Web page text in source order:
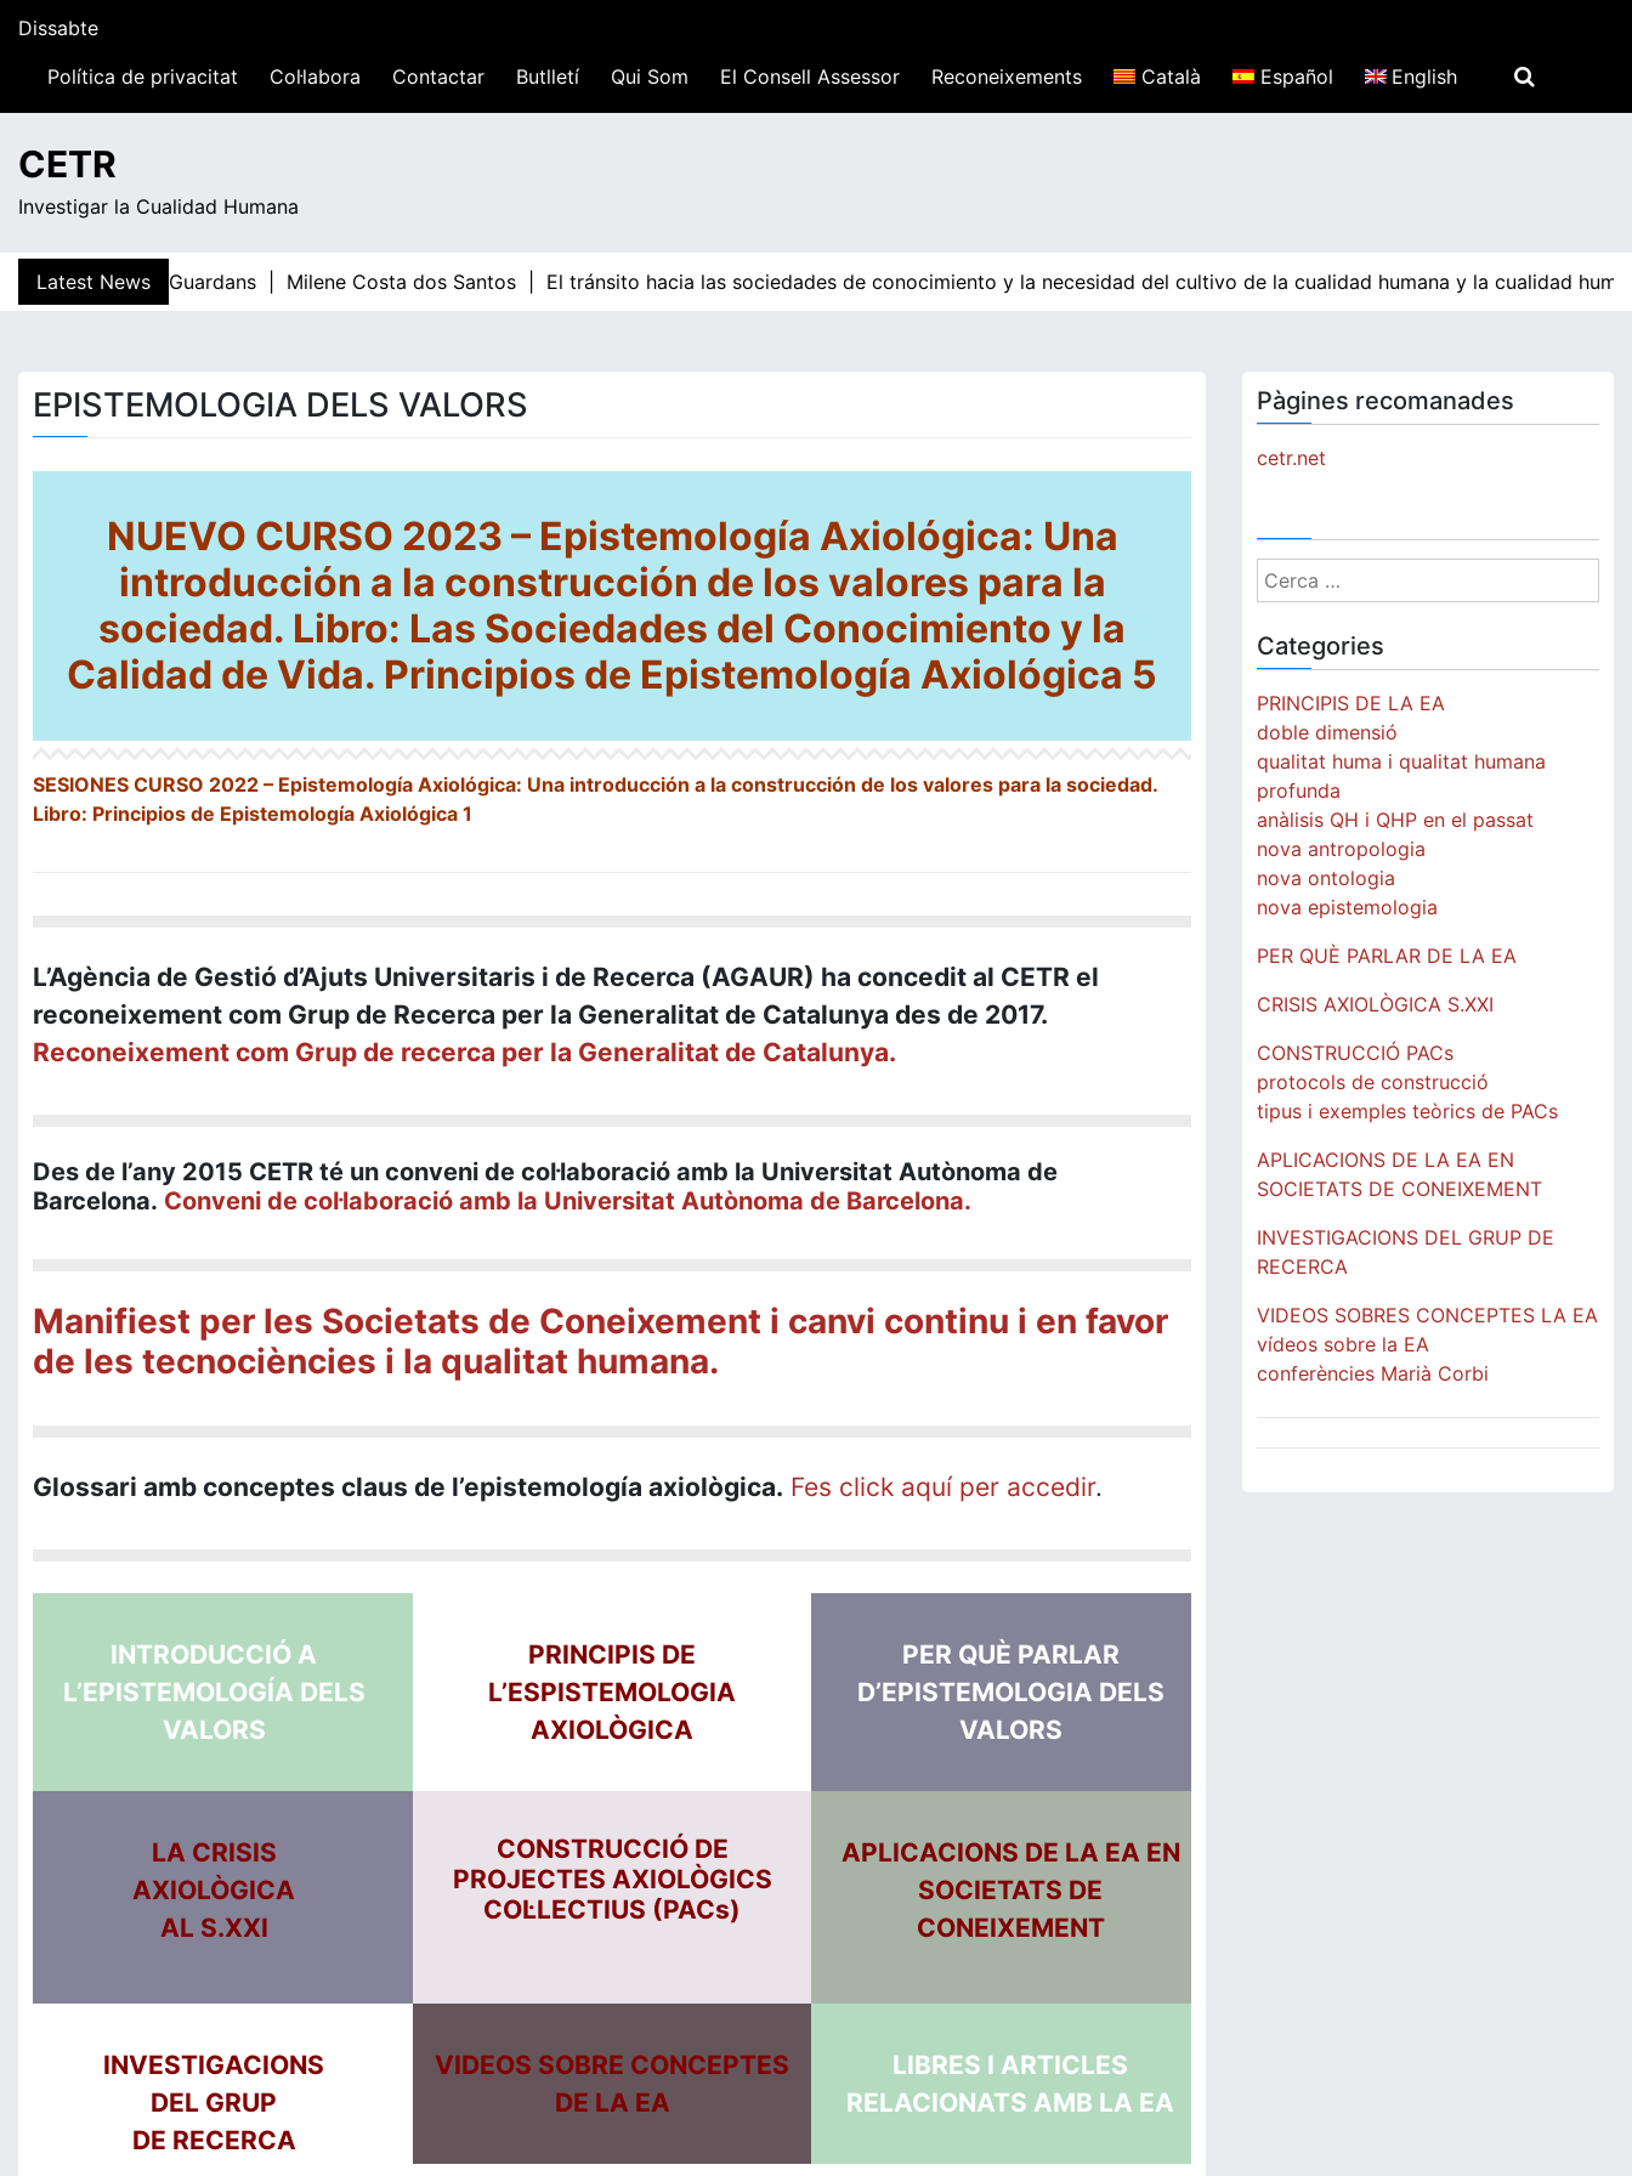
content
Dissabte
13:59Política de privacitat Col·labora Contactar Butlletí Qui Som El Consell Assessor Reconeixements Català Español English
CETR
Investigar la Cualidad Humana
Latest News
Teresa Guardans | Milene Costa dos Santos | El tránsito hacia las sociedades de conocimiento y la necesidad del cultivo de la cualidad humana y la cualidad
EPISTEMOLOGIA DELS VALORS
NUEVO CURSO 2023 – Epistemología Axiológica: Una
introducción a la construcción de los valores para la
sociedad. Libro: Las Sociedades del Conocimiento y la
Calidad de Vida. Principios de Epistemología Axiológica 5
SESIONES CURSO 2022 – Epistemología Axiológica: Una introducción a la construcción de los valores para la sociedad.
Libro: Principios de Epistemología Axiológica 1
L’Agència de Gestió d’Ajuts Universitaris i de Recerca (AGAUR) ha concedit al CETR el
reconeixement com Grup de Recerca per la Generalitat de Catalunya des de 2017.
Reconeixement com Grup de recerca per la Generalitat de Catalunya.
Des de l’any 2015 CETR té un conveni de col·laboració amb la Universitat Autònoma de
Barcelona. Conveni de col·laboració amb la Universitat Autònoma de Barcelona.
Manifiest per les Societats de Coneixement i canvi continu i en favor
de les tecnociències i la qualitat humana.
Glossari amb conceptes claus de l’epistemología axiològica. Fes click aquí per accedir.
INTRODUCCIÓ A
L’EPISTEMOLOGÍA DELS
VALORS
PRINCIPIS DE
L’ESPISTEMOLOGIA
AXIOLÒGICA
PER QUÈ PARLAR
D’EPISTEMOLOGIA DELS
VALORS
LA CRISIS
AXIOLÒGICA
AL S.XXI
CONSTRUCCIÓ DE
PROJECTES AXIOLÒGICS
COL·LECTIUS (PACs)
APLICACIONS DE LA EA EN
SOCIETATS DE
CONEIXEMENT
INVESTIGACIONS
DEL GRUP
DE RECERCA
VIDEOS SOBRE CONCEPTES
DE LA EA
LIBRES I ARTICLES
RELACIONATS AMB LA EA
Pàgines recomanades
cetr.net
Cerca:
Categories
PRINCIPIS DE LA EA
doble dimensió
qualitat huma i qualitat humana
profunda
anàlisis QH i QHP en el passat
nova antropologia
nova ontologia
nova epistemologia
PER QUÈ PARLAR DE LA EA
CRISIS AXIOLÒGICA S.XXI
CONSTRUCCIÓ PACs
protocols de construcció
tipus i exemples teòrics de PACs
APLICACIONS DE LA EA EN
SOCIETATS DE CONEIXEMENT
INVESTIGACIONS DEL GRUP DE
RECERCA
VIDEOS SOBRES CONCEPTES LA EA
vídeos sobre la EA
conferències Marià Corbi